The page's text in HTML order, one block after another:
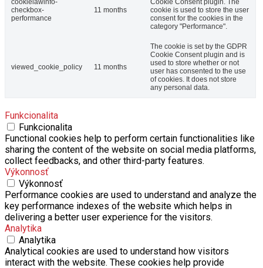
cookielawinfo-
checkbox-
performance
11 months
Cookie Consent plugin. The
cookie is used to store the user
consent for the cookies in the
category "Performance".
viewed_cookie_policy 11 months
The cookie is set by the GDPR
Cookie Consent plugin and is
used to store whether or not
user has consented to the use
of cookies. It does not store
any personal data.
Funkcionalita
Funkcionalita
Functional cookies help to perform certain functionalities like
sharing the content of the website on social media platforms,
collect feedbacks, and other third-party features.
Výkonnosť
Výkonnosť
Performance cookies are used to understand and analyze the
key performance indexes of the website which helps in
delivering a better user experience for the visitors.
Analytika
Analytika
Analytical cookies are used to understand how visitors
interact with the website. These cookies help provide